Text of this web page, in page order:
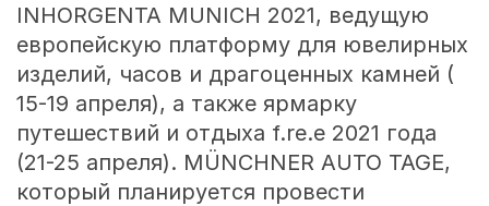
INHORGENTA MUNICH 2021, ведущую
европейскую платформу для ювелирных
изделий, часов и драгоценных камней (
15-19 апреля), а также ярмарку
путешествий и отдыха f.re.e 2021 года
(21-25 апреля). MÜNCHNER AUTO TAGE,
который планируется провести